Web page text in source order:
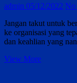
admin 05/12/2022 No
Jangan takut untuk
ke organisasi yang
dan keahlian yang
View MoreMPK